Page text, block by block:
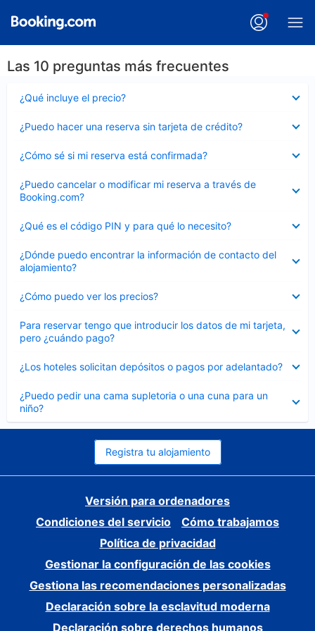
Las 10 preguntas más frecuentes
¿Qué incluye el precio?
cerrado
¿Puedo hacer una reserva sin tarjeta de crédito?
cerrado
¿Cómo sé si mi reserva está confirmada?
cerrado
¿Puedo cancelar o modificar mi reserva a través de
Booking.com?
cerrado
¿Qué es el código PIN y para qué lo necesito?
cerrado
¿Dónde puedo encontrar la información de contacto del
alojamiento?
cerrado
¿Cómo puedo ver los precios?
cerrado
Para reservar tengo que introducir los datos de mi tarjeta,
pero ¿cuándo pago?
cerrado
¿Los hoteles solicitan depósitos o pagos por adelantado?
cerrado
¿Puedo pedir una cama supletoria o una cuna para un
niño?
cerrado
Registra tu alojamiento
Versión para ordenadores
Condiciones del servicio
Cómo trabajamos
Política de privacidad
Gestionar la configuración de las cookies
Gestiona las recomendaciones personalizadas
Declaración sobre la esclavitud moderna
Declaración sobre derechos humanos